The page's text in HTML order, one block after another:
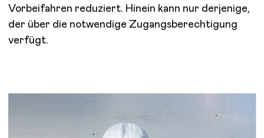
Vorbeifahren reduziert. Hinein kann nur derjenige,
der über die notwendige Zugangsberechtigung
verfügt.